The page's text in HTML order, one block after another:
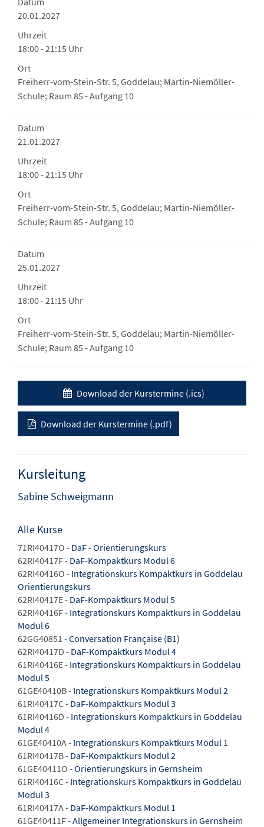
20.01.2027
Uhrzeit
18:00 - 21:15 Uhr
Ort
Freiherr-vom-Stein-Str. 5, Goddelau; Martin-Niemöller-
Schule; Raum 85 - Aufgang 10
Datum
21.01.2027
Uhrzeit
18:00 - 21:15 Uhr
Ort
Freiherr-vom-Stein-Str. 5, Goddelau; Martin-Niemöller-
Schule; Raum 85 - Aufgang 10
Datum
25.01.2027
Uhrzeit
18:00 - 21:15 Uhr
Ort
Freiherr-vom-Stein-Str. 5, Goddelau; Martin-Niemöller-
Schule; Raum 85 - Aufgang 10
Download der Kurstermine (.ics)
Download der Kurstermine (.pdf)
Kursleitung
Sabine Schweigmann
Alle Kurse
71RI40417O - DaF - Orientierungskurs
62RI40417F - DaF-Kompaktkurs Modul 6
62RI40416O - Integrationskurs Kompaktkurs in Goddelau
Orientierungskurs
62RI40417E - DaF-Kompaktkurs Modul 5
62RI40416F - Integrationskurs Kompaktkurs in Goddelau
Modul 6
62GG40851 -Conversation Française (B1)
62RI40417D - DaF-Kompaktkurs Modul 4
61RI40416E - Integrationskurs Kompaktkurs in Goddelau
Modul 5
61GE40410B - Integrationskurs Kompaktkurs Modul 2
61RI40417C - DaF-Kompaktkurs Modul 3
61RI40416D - Integrationskurs Kompaktkurs in Goddelau
Modul 4
61GE40410A - Integrationskurs Kompaktkurs Modul 1
61RI40417B - DaF-Kompaktkurs Modul 2
61GE40411O -Orientierungskurs in Gernsheim
61RI40416C - Integrationskurs Kompaktkurs in Goddelau
Modul 3
61RI40417A - DaF-Kompaktkurs Modul 1
61GE40411F -Allgemeiner Integrationskurs in Gernsheim